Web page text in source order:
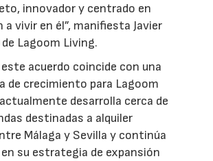
innovador y centrado en
a vivir en él”, manifiesta Javier
de Lagoom Living.
acuerdo coincide con una
de crecimiento para Lagoom
desarrolla cerca de
destinadas a alquiler
Málaga y Sevilla y continúa
su estrategia de expansión